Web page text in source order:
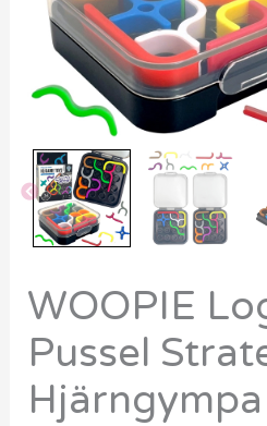
WOOPIE
Pussel
Hjärngympa